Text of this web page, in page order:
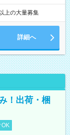
上の大量募集
詳細へ
！出荷・梱
OK